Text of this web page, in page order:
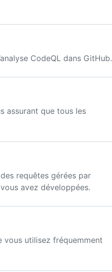
CodeQL dans GitHub.
assurant que tous les
requêtes gérées par
avez développées.
vous utilisez fréquemment